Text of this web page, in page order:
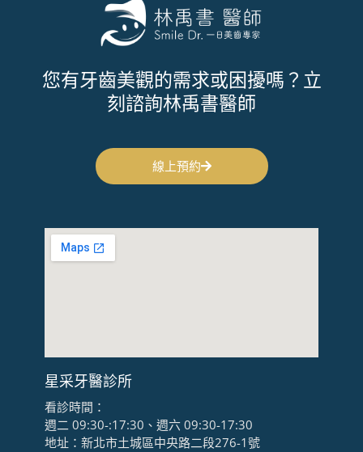
您有牙齒美觀的需求或困擾嗎？立
刻諮詢林禹書醫師
線上預約
星采牙醫診所
看診時間：
週二 09:30-:17:30、週六 09:30-17:30
地址：新北市土城區中央路二段276-1號